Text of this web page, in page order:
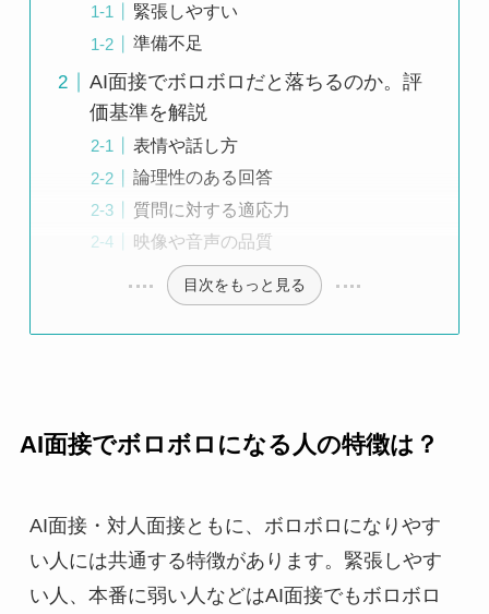
緊張しやすい
準備不足
AI面接でボロボロだと落ちるのか。評
価基準を解説
表情や話し方
論理性のある回答
質問に対する適応力
映像や音声の品質
目次をもっと見る
AI面接でボロボロになる人の特徴は？
AI面接・対人面接ともに、ボロボロになりやす
い人には共通する特徴があります。緊張しやす
い人、本番に弱い人などはAI面接でもボロボロ